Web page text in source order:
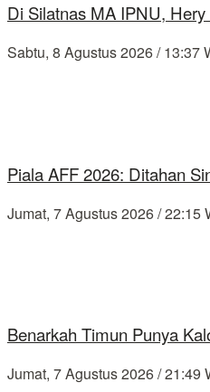
Di Silatnas MA IPNU,
Sabtu, 8 Agustus 2026 / 13:37
Piala AFF 2026: Ditahan
Jumat, 7 Agustus 2026 / 22:15
Benarkah Timun Punya
Jumat, 7 Agustus 2026 / 21:49